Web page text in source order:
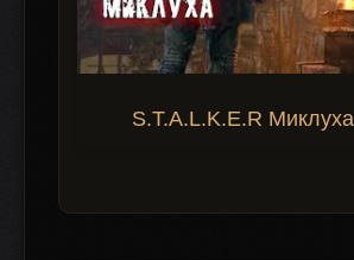
S.T.A.L.K.E.R Миклуха